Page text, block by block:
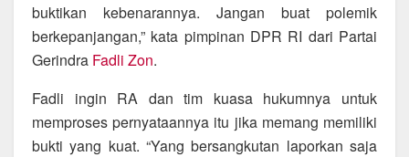
buktikan kebenarannya. Jangan buat polemik
berkepanjangan,” kata pimpinan DPR RI dari Partai
Gerindra Fadli Zon.
Fadli ingin RA dan tim kuasa hukumnya untuk
memproses pernyataannya itu jika memang memiliki
bukti yang kuat. “Yang bersangkutan laporkan saja